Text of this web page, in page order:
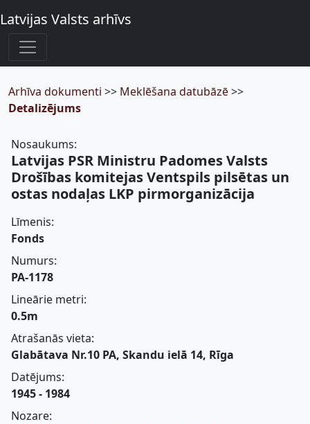
Latvijas Valsts arhīvs
Arhīva dokumenti >> Meklēšana datubāzē>>
Detalizējums
Nosaukums:
Latvijas PSR Ministru Padomes Valsts
Drošības komitejas Ventspils pilsētas un
ostas nodaļas LKP pirmorganizācija
Līmenis:
Fonds
Numurs:
PA-1178
Lineārie metri:
0.5m
Atrašanās vieta:
Glabātava Nr.10 PA, Skandu ielā 14, Rīga
Datējums:
1945 - 1984
Nozare: